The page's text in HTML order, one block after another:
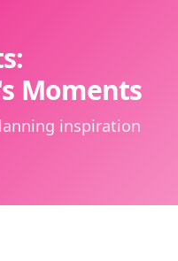
Moments
inspiration